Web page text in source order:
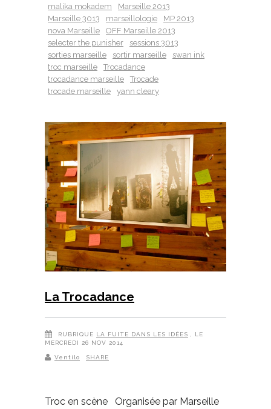
malika mokadem
Marseille 2013
Marseille 3013
marseillologie
MP 2013
nova Marseille
OFF Marseille 2013
selecter the punisher
sessions 3013
sorties marseille
sortir marseille
swan ink
troc marseille
Trocadance
trocadance marseille
Trocade
trocade marseille
yann cleary
La Trocadance
RUBRIQUE LA FUITE DANS LES IDÉES
, LE
MERCREDI 26 NOV 2014
Ventilo SHARE
Troc en scène Organisée par Marseille